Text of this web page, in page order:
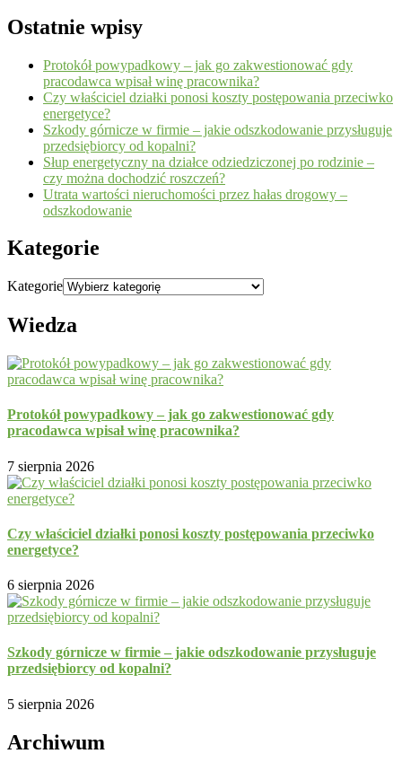
Ostatnie wpisy
Protokół powypadkowy – jak go zakwestionować gdy
pracodawca wpisał winę pracownika?
Czy właściciel działki ponosi koszty postępowania przeciwko
energetyce?
Szkody górnicze w firmie – jakie odszkodowanie przysługuje
przedsiębiorcy od kopalni?
Słup energetyczny na działce odziedziczonej po rodzinie –
czy można dochodzić roszczeń?
Utrata wartości nieruchomości przez hałas drogowy –
odszkodowanie
Kategorie
Kategorie
Wiedza
Protokół powypadkowy – jak go zakwestionować gdy
pracodawca wpisał winę pracownika?
7 sierpnia 2026
Czy właściciel działki ponosi koszty postępowania przeciwko
energetyce?
6 sierpnia 2026
Szkody górnicze w firmie – jakie odszkodowanie przysługuje
przedsiębiorcy od kopalni?
5 sierpnia 2026
Archiwum